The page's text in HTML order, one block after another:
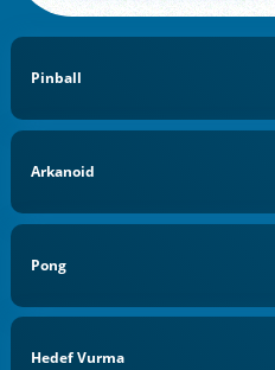
Pinball
Arkanoid
Pong
Hedef Vurma